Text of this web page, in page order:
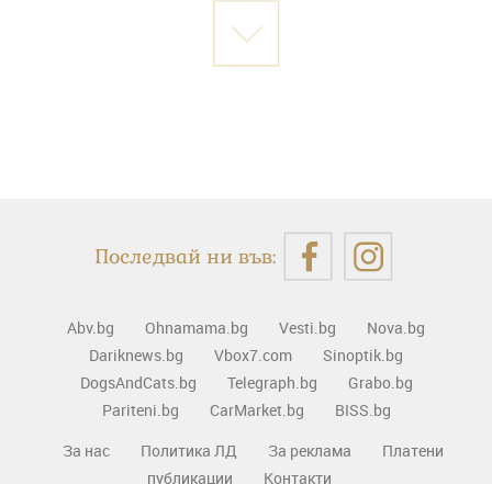
Последвай ни във:
Abv.bg Ohnamama.bg Vesti.bg
Nova.bg
Dariknews.bg
Vbox7.com
Sinoptik.bg
DogsAndCats.bg
Telegraph.bg
Grabo.bg
Pariteni.bg
CarMarket.bg
BISS.bg
За нас
Политика ЛД За реклама
Платени
публикации
Контакти